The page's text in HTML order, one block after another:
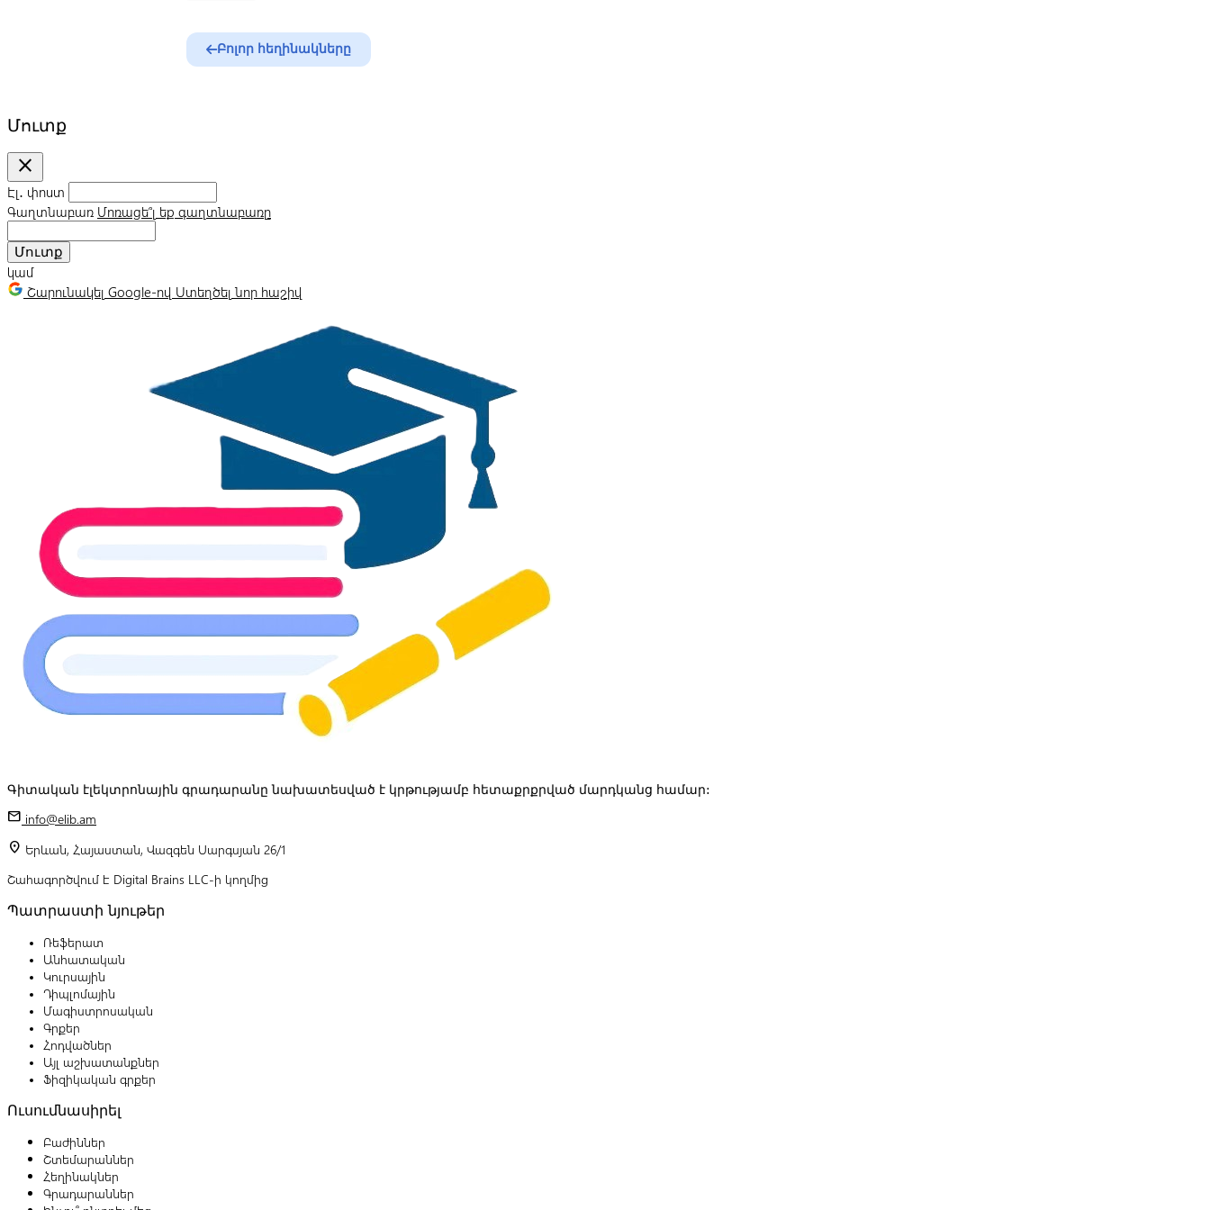
Բոլոր հեղինակները
Մուտք
close
Էլ․ փոստ
Գաղտնաբառ Մոռացե՞լ եք գաղտնաբառը
Մուտք
կամ
Շարունակել Google-ով Ստեղծել նոր հաշիվ
Գիտական էլեկտրոնային գրադարանը նախատեսված է կրթությամբ հետաքրքրված մարդկանց համար:
mail info@elib.am
location_on Երևան, Հայաստան, Վազգեն Սարգսյան 26/1
Շահագործվում է Digital Brains LLC-ի կողմից
Պատրաստի նյութեր
Ռեֆերատ
Անհատական
Կուրսային
Դիպլոմային
Մագիստրոսական
Գրքեր
Հոդվածներ
Այլ աշխատանքներ
Ֆիզիկական գրքեր
Ուսումնասիրել
Բաժիններ
Շտեմարաններ
Հեղինակներ
Գրադարաններ